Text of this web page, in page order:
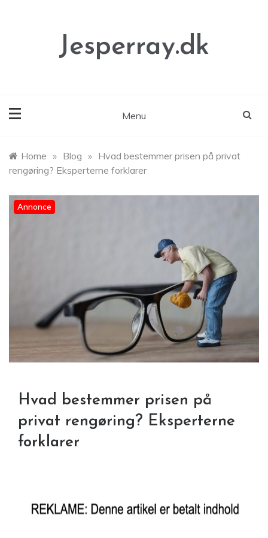
Jesperray.dk
Menu
Home » Blog » Hvad bestemmer prisen på privat
rengøring? Eksperterne forklarer
Annonce
Hvad bestemmer prisen på
privat rengøring? Eksperterne
forklarer